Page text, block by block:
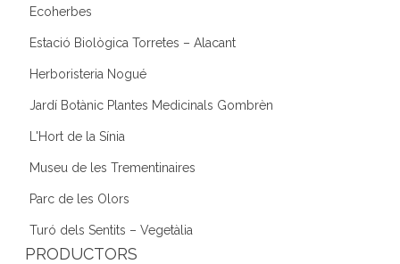
Ecoherbes
Estació Biològica Torretes – Alacant
Herboristeria Nogué
Jardí Botànic Plantes Medicinals Gombrèn
L'Hort de la Sínia
Museu de les Trementinaires
Parc de les Olors
Turó dels Sentits – Vegetàlia
PRODUCTORS